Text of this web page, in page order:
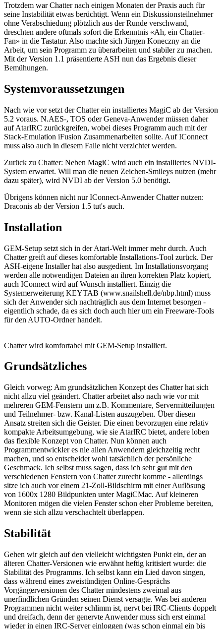
Trotzdem war Chatter nach einigen Monaten der Praxis auch für
seine Instabilität etwas berüchtigt. Wenn ein Diskussionsteilnehmer
ohne Verabschiedung plötzlich aus der Runde verschwand,
dreschten andere oftmals sofort die Erkenntnis «Ah, ein Chatter-
Fan» in die Tastatur. Also machte sich Jürgen Koneczny an die
Arbeit, um sein Programm zu überarbeiten und stabiler zu machen.
Mit der Version 1.1 präsentierte ASH nun das Ergebnis dieser
Bemühungen.
Systemvoraussetzungen
Nach wie vor setzt der Chatter ein installiertes MagiC ab der Version
5.2 voraus. N.AES-, TOS oder Geneva-Anwender müssen daher
auf AtarlRC zurückgreifen, wobei dieses Programm auch mit der
Stack-Emulation iFusion Zusammenarbeiten sollte. Auf IConnect
muss also auch in diesem Falle nicht verzichtet werden.
Zurück zu Chatter: Neben MagiC wird auch ein installiertes NVDI-
System erwartet. Will man die neuen Zeichen-Smileys nutzen (mehr
dazu später), wird NVDI ab der Version 5.0 benötigt.
Übrigens können nicht nur IConnect-Anwender Chatter nutzen:
Draconis ab der Version 1.5 tut's auch.
Installation
GEM-Setup setzt sich in der Atari-Welt immer mehr durch. Auch
Chatter greift auf dieses komfortable Installations-Tool zurück. Der
ASH-eigene Installer hat also ausgedient. Im Installationsvorgang
werden alle notwendigen Dateien an ihren korrekten Platz kopiert,
auch IConnect wird auf Wunsch installiert. Einzig die
Systemerweiterung KEYTAB (www.snailshell.de/nbp.html) muss
sich der Anwender sich nachträglich aus dem Internet besorgen -
eigentlich schade, da es sich doch auch hier um ein Freeware-Tools
für den AUTO-Ordner handelt.
Chatter wird komfortabel mit GEM-Setup installiert.
Grundsätzliches
Gleich vorweg: Am grundsätzlichen Konzept des Chatter hat sich
nicht allzu viel geändert. Chatter arbeitet also nach wie vor mit
mehreren GEM-Fenstern um z.B. Kommentare, Servermitteilungen
und Teilnehmer- bzw. Kanal-Listen auszugeben. Über diesen
Ansatz streiten sich die Geister. Die einen bevorzugen eine relativ
kompakte Arbeitsumgebung, wie sie AtarlRC bietet, andere loben
das flexible Konzept von Chatter. Nun können auch
Programmentwickler es nie allen Anwendern gleichzeitig recht
machen, und so entscheidet wohl tatsächlich der persönliche
Geschmack. Ich selbst muss sagen, dass ich sehr gut mit den
verschiedenen Fenstern von Chatter zurecht komme - allerdings
sitze ich auch vor einem 21-Zoll-Bildschirm mit einer Auflösung
von 1600x 1280 Bildpunkten unter MagiCMac. Auf kleineren
Monitoren mögen die vielen Fenster schon eher Probleme bereiten,
wenn sie sich allzu verschachtelt überlappen.
Stabilität
Gehen wir gleich auf den vielleicht wichtigsten Punkt ein, der an
älteren Chatter-Versionen wie erwähnt heftig kritisiert wurde: die
Stabilität des Programms. Ich selbst kann ein Lied davon singen,
dass während eines zweistündigen Online-Gesprächs
Vorgängerversionen des Chatter mindestens zweimal aus
unerfindlichen Gründen seinen Dienst versagte. Was bei anderen
Programmen nicht weiter schlimm ist, nervt bei IRC-Clients doppelt
und dreifach, denn der genervte Anwender muss sich erst einmal
wieder in einen IRC-Server einloggen (was schon einmal ein bis